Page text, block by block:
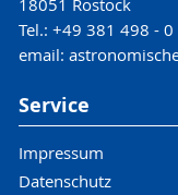
Tel.: +49 381 498 - 0
email:
Service
Impressum
Datenschutz